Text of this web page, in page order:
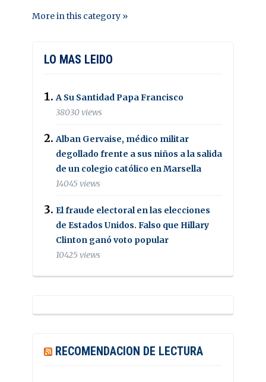
More in this category »
LO MAS LEIDO
A Su Santidad Papa Francisco
38030 views
Alban Gervaise, médico militar
degollado frente a sus niños a la salida
de un colegio católico en Marsella
14045 views
El fraude electoral en las elecciones
de Estados Unidos. Falso que Hillary
Clinton ganó voto popular
10425 views
RECOMENDACION DE LECTURA